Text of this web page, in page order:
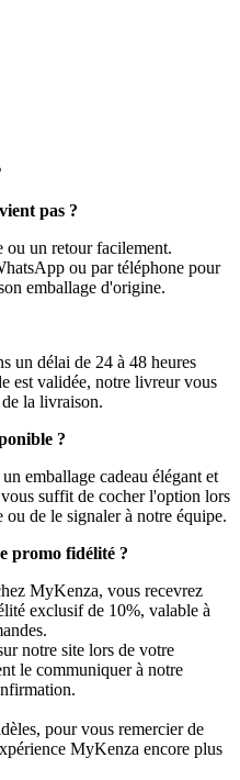
pas ?
ou un retour facilement.
ou par téléphone pour
emballage d'origine.
un délai de 24 à 48 heures
est validée, notre livreur vous
la livraison.
?
emballage cadeau élégant et
suffit de cocher l'option lors
de le signaler à notre équipe.
promo fidélité ?
MyKenza, vous recevrez
exclusif de 10%, valable à
notre site lors de votre
le communiquer à notre
pour vous remercier de
MyKenza encore plus